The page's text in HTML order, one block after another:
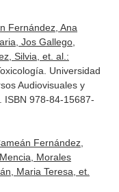
Fernández, Ana
Jos Gallego,
Silvia, et. al.:
Universidad
Audiovisuales y
ISBN 978-84-15687-
Fernández,
Morales
Maria Teresa, et.